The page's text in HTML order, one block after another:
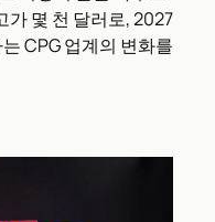
가 몇 천 달러로, 2027
CPG 업계의 변화를